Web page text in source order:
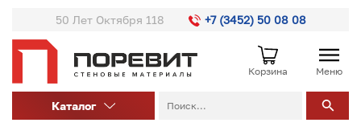
50 Лет Октября 118 +7 (3452) 50 08 08
Корзина Меню
Каталог